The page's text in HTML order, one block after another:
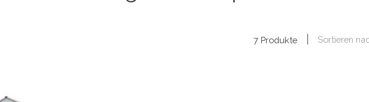
7 Produkte Sortieren